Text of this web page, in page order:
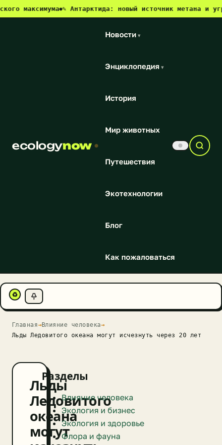
●✎ Антарктида: новый источник метана и угроза
ecologynow
Новости ▾
Энциклопедия ▾
История
Мир животных
Путешествия
Экотехнологии
Блог
Как пожаловаться
♻
Главная→Влияние человека→
Льды Ледовитого океана могут исчезнуть через 20 лет
Льды
Ледовитого
океана
могут
Разделы
Влияние человека
Экология и бизнес
Экология и здоровье
Флора и фауна